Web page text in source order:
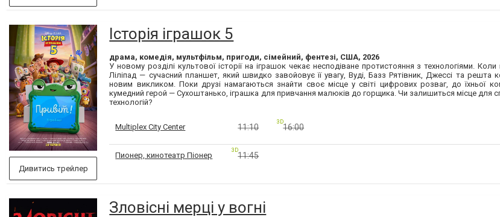
Дивитись трейлер
Історія іграшок 5
драма, комедія, мультфільм, пригоди, сімейний, фентезі, США, 2026
У новому розділі культової історії на іграшок чекає несподіване протистояння з технологіями. Коли
Ліліпад — сучасний планшет, який швидко завойовує її увагу, Вуді, Базз Рятівник, Джессі та решта
новим викликом. Поки друзі намагаються знайти своє місце у світі цифрових розваг, до їхньої
кумедний герой — Сухоштанько, іграшка для привчання малюків до горщика. Чи залишиться місце для
технологій?
Multiplex City Center 11:10 16:00
3D
Пионер, кинотеатр Піонер 11:45
3D
Зловісні мерці у вогні